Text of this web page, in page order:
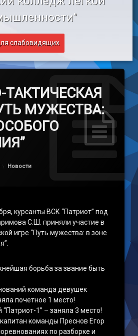
слабовидящих
МУЖЕСТВА:
Обновлено на
by
Категории:
Новости
курсанты ВСК “Патриот” под
С.Ш. приняли участие в
игре “Путь мужества: в зоне
борьба за звание быть
команда девушек
почетное 1 место!
1” – заняла 3 место!
команды Преснов Егор
по разборке и